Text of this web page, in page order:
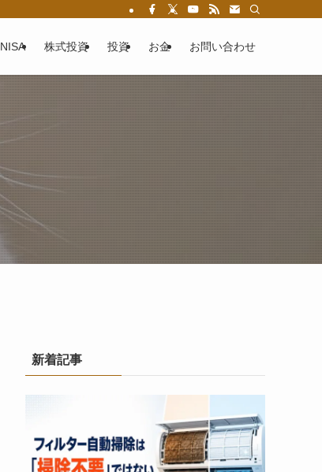
NISA 株式投資 投資 お金 お問い合わせ
新着記事